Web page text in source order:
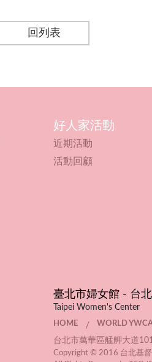
回列表
好人家活動
近期活動
活動回顧
臺北市婦女館 - 台
Taipei Women's Center
HOME / WORLD
台北市萬華區艋舺大道
Copyright © 2016 台北基